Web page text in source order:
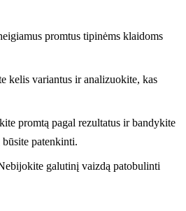
promtus tipinėms klaidoms
kelis variantus ir analizuokite, kas
promtą pagal rezultatus ir bandykite
patenkinti.
galutinį vaizdą patobulinti